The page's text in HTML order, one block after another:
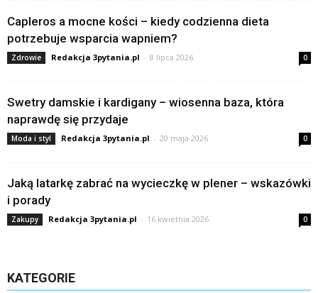
Capleros a mocne kości – kiedy codzienna dieta
potrzebuje wsparcia wapniem?
Zdrowie Redakcja 3pytania.pl - 8 lipca 2026 0
Swetry damskie i kardigany – wiosenna baza, która
naprawdę się przydaje
Moda i styl Redakcja 3pytania.pl - 20 maja 2026 0
Jaką latarkę zabrać na wycieczkę w plener – wskazówki
i porady
Zakupy Redakcja 3pytania.pl - 16 kwietnia 2026 0
KATEGORIE